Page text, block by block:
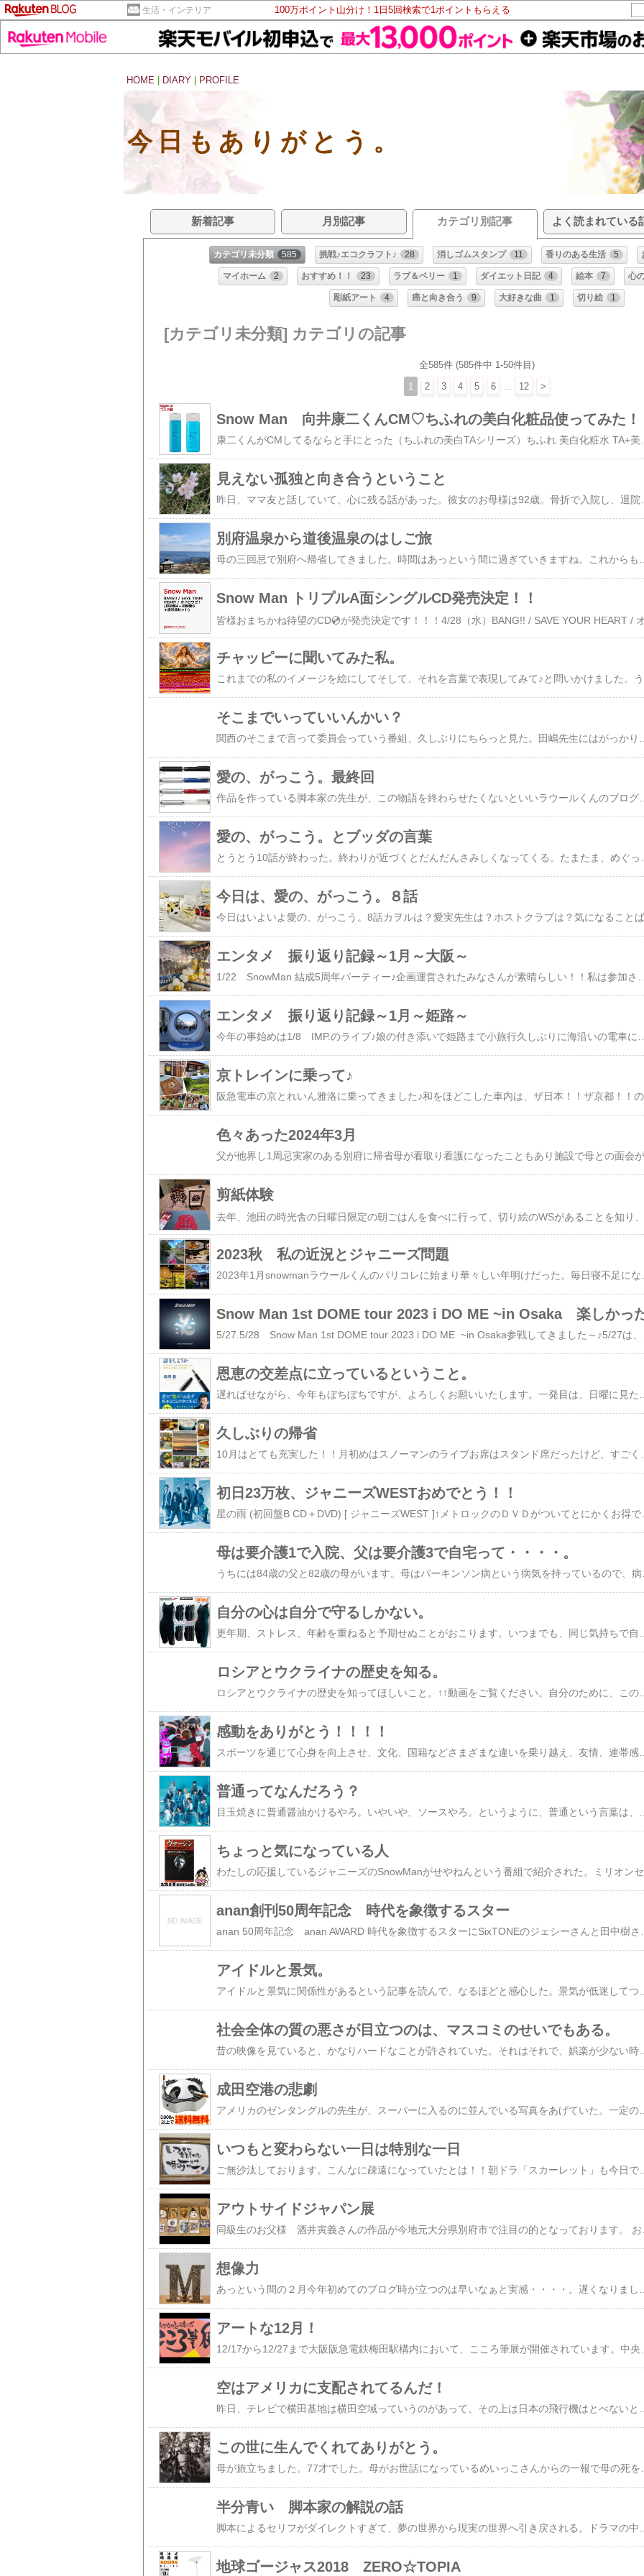
生活・インテリア 100万ポイント山分け！1日5回検索で1ポイントもらえる
HOME
DIARY PROFILE
今日もありがとう。
新着記事 月別記事 カテゴリ別記事 よく読まれている
カテゴリ未分類 585 挑戦♪エコクラフト♪ 28 消しゴムスタンプ 11 香りのある生活 5
マイホーム 2 おすすめ！！ 23 ラブ＆ベリー 1 ダイエット日記 4 絵本 7 心
彫紙アート 4 癌と向き合う 9 大好きな曲 1 切り絵 1
[カテゴリ未分類] カテゴリの記事
全585件 (585件中 1-50件目)
1 2 3 4 5 6 12 >
Snow Man 向井康二くんCM♡ちふれの美白化粧品使ってみた！
見えない孤独と向き合うということ
別府温泉から道後温泉のはしご旅
Snow Man トリプルA面シングルCD発売決定！！
チャッピーに聞いてみた私。
そこまでいっていいんかい？
愛の、がっこう。最終回
​​​作品を作っている脚本家の先生が、この物語を終わらせたくないといいラウールくんのブログからも、この作品に対する深い愛情を感じられ見ている人以上に、作ってる側の方々もこの作品に込める愛の強さを感じることができた。みんなの愛の結晶は、最後有終の美だった！！キャラクターそれぞれの成長が垣間見れ、人はいくつになっても成長し愛を知ることでまた人にやさしくできる、いきものなんだなぁって。カヲルは、まだ文字を読むこと書くことが完璧ではないそんな中で、自分が本当にやりたいことを見つけた。しかし、専門学校への入学試験、結果は残念ながら、✖だった。カヲルを演じたラウールくんがアマゾンプライムでモデルの密着配信をしているんだけどそこで彼がいままで感じたことのない、屈辱や絶望を味わった経験を語っていた。まさに、その感情が、このカヲルとうい役を通して感じることができた。日常のそうした経験をすることによって表現者としての血となり肉となるのだと思った。カヲルのお母さんと愛実先生の場面も心が苦しくなった。バカな息子とその母親。カヲルが子供たちに馬鹿にされるのと同じ痛みを母もきっと感じていたはずそして、なぜこんなに出来ないのか？誰にも相談できず、もがき苦しんでいたのだと思う。今、育ててる子供（カヲルの弟）にはすごく愛情をかけていた。だから、きっとただの毒親ではないはず。（男癖は悪いけど）結局、ネグレストになるしかなかったのかもしれない。最後は、海で愛という字を砂浜に書くカヲルと愛実先生最高に、素敵な終わり方だった。一話では、愛を失い、海に飛び込んだ愛実先生だったけれど最終話では、たくさんの愛をいう字に囲まれてのカヲルくんとのキスシーンだった。愛という字の中には、心がある。というセリフがあった。まさにたくさんの愛という字の真ん中にカヲルと愛実先生が立っていた。もしかして、死んだりする？っていう悲しい結末を考えたりしたけどとっても素敵なハッピーエンドで、本当に脚本家の先生にお礼が言いたいカヲルと愛実先生を幸せな結末にしていただきありがとうございました。「愛された記憶があれば、人は勇気がわく」 とっても素敵な言葉でした。これは、もう、映画？特番？続編？期待するしかない。グループ仕事、パリコレ、国立競技場での周年ライブとにかく、つまりにつまったスケジュールの中で、こんな素敵な作品を作ってくれたことに感謝です。役者ラウールくん、本当にお疲れ様でした。たくさんの人の感想をXで見ることができて、楽しかった。次はライブで会えることを祈っています。今日もありがとう。​ゼブラ シャープペン デルガード（DelGuard）0.5mm P-MA86 タイプLx（デルガード0.5） どれだけ強い力をかけても芯が折れない世界初のシャープペン！ZEBRA 【 メール便対応可能 6本まで】​カヲルくんの使っていたシャーペン♪♪
愛の、がっこう。とブッダの言葉
今日は、愛の、がっこう。８話
エンタメ 振り返り記録～1月～大阪～
エンタメ 振り返り記録～1月～姫路～
京トレインに乗って♪
阪急電車の京とれいん雅洛に乗ってきました♪和をほどこした車内は、ザ日本！！ザ京都！！のれんをくぐれば、そこは阪急電車とはおもえない風景私は畳風の四人席に乗車しました。一両一両コンセ
色々あった2024年3月
剪紙体験
2023秋 私の近況とジャニーズ問題
Snow Man 1st DOME tour 2023 i DO ME ~in Osaka 楽しかっ
恩恵の交差点に立っているということ。
久しぶりの帰省
初日23万枚、ジャニーズWESTおめでとう！！
星の雨 (初回盤B CD＋DVD) [ ジャニーズWEST ]↑メトロックのＤＶＤがついてとにかくお得です！！デビューして8年め。今年は、去年できなかったドームツアーをはじめ、音楽フェスに2回参加。中居くんが別のジャニーズのグループに言っていたのですが、7年めからが勝負だと。自分だけ仕事が少ない・・とか落ち込むこともあるかもしれない。でも、必ず回ってくるから、その時のために、ちゃんと準備だけはしておけと。中居くんのいう通り、8年目のジャニーズWESTにも、波が押し寄せてます！！！いっときは、後輩がすごく売れていたので自虐ネタでテレビにでることもありました。面白おかしく番組をもりあげていただいたおかげで、ネタとしては大成功でしたが、ファンとしては、こんないい子たちなのに、なんで売れないんだろう？？っと。それは、浜ちゃんのごぶごぶというテレビに出たとき、わかりました。町でインタビューしても、認知度が低い！！！ジャ
母は要介護1で入院、父は要介護3で自宅って・・・・。
自分の心は自分で守るしかない。
ロシアとウクライナの歴史を知る。
​ロシアとウクライナの歴史を知ってほしいこと。↑↑動画をご覧ください。​自分のために、この動画を記録しておこうと思う。SNSが盛んな現代。いろんな情報が拡散される。何が正しくて、何が誤っているのか。自分自身で客観的にみて、発言することが望ましいと馬淵先生はおっしゃられている。メディアの情報に洗脳されることも多い。政治とメディアはウィンウィンの関係本当のことが必ずしもそこにあるとは限らない。本当のことは多くは語らないことも多い。気軽にツィートした一言が、炎上し大きな事件になることもある。戦争とならば、余計に。そのツィートは知らずに敵国に加担している、いや、導かれていることもあるかもしれない。知らずに情報を拡散することの恐ろしさをそろそろ自覚しなければ、助かる命も助からなくなる。戦争がおこり、何の関係もない国民の命を奪われることはあってはならない。何度、戦争を繰り返したら、人間という生き物はわかるのだろうか。ウクライナに残る父が、子供と別れる悲しい映像を目にした。当然ながら、子供の笑顔は消えていた。これからの未来を担う子供たちにはキラキラと輝く瞳で生きてほしいと切に思う。未来のためにも、戦争はいらない。今起こってることは、他人事ではない。今日も暖かいお布団で寝れること、温かいご飯を食べられることに感謝しつつも、冷たいシェルターで食べるものもままならない日常を送っている人がいるということを忘れてはいけない。今日もありがとう。
感動をありがとう！！！！
スポーツを通じて心身を向上させ、文化、国籍などさまざまな違いを乗り越え、友情、連帯感、フェアプレーの精神をもって平和でより良い世界の実現に貢献すること。これがオリンピック！！今回は、本当に、選手が頑張った4年間をなんだとおもっているんだろう？と思うことがたくさんあった。オリンピックは政治に関与してはならないといいながらも、闇を感じたり、がっかりする場面もたくさんあった。特に沙羅ちゃんの失格は、なぜ彼女にそんな試練を与えるの？？と神様までも信じたくないぐらい落胆したと同時に、世間のみなさんにメダルがとれなくてごめんなさいと謝る姿が見ていられなかった・・・・。どんな選手も同じだけれど、オリンピックの選手として選ばれること自体が素晴らし事であり、結果として失格だったけれど、これまで沙羅ちゃんが私たちみたいな、にわかファンにも楽しさを教えてくれて、それを繋げてきてくれたことに変わりはないし、とにかく、立派だったよ！！胸張ってね！！って日本中のみんなが思ってると思う。そんな中、わたしがこれこそオリンピックだ！！と感動したのが、女子のスノーボード、ビッグエア。岩渕選手は、女子では初の難しい技に挑戦した。着地がうまくできなくてメダルには手が届かなかったけど、彼女の勇気あるチャレンジは世界中の人の心をつかんだ。チャレンジという意味では、羽生結弦選手も同じ。怪我をして、それを乗り越えて乗り越えてまた難しい技にチャレンジする。選手にとっては命をはったチャレンジである。それをわかっているからこそ、その技を披露した後、各国の選手が彼女をたたえるため、駆け寄ってきてみんながハグをした。私の目から涙があふれ、心が震えた。下の写真はその一場面、感動という私の筆文字を添えてアップしてみた。スノーボードでは、自由なかっこよさを評価する文化らしく、この光景は当たり前のことらしいけど、そのシーンは美しく、これこそがオリンピックだと思った。メダルを獲得することは勿論すごいことだと思うけど、こういう場面に出会えて感動することができたことは、私にとっても記憶に残るオリンピックになった。岩渕選手の挑戦をバッハ会長も見ていたらしく、感動して、時計をプレゼントしてくれたらしい。バッハ会長の心も私と同じように動かされ、オリンピックの意義をあらためて感じてくれてたらなぁと上から目線ながらおもう。選手のみなさま、選手にかかわるすべてのスタッフのみなさま。本当におつかれさまでした。そして最高の感動をありがとうございました。清く正しく美しく！！！4年後はもっともっと興奮と感動を感じたい！今日もありがとう。
普通ってなんだろう？
ちょっと気になっている人
anan創刊50周年記念 時代を象徴するスター
アイドルと景気。
社会全体の質の悪さが目立つのは、マスコミのせいでもある。
昔の映像を見ていると、かなりハードなことが許されていた。それはそれで、娯楽が少ない時代、テレビというものを見るのが楽しかった。今はどうだろう？コンプライアンスがコンプライアンスがと、いろんなことが制限される。出来ることが少なくなる中で、どうすれば面白い番組（あたる番組）ができるのか、制作側もいろんなことに気を使わなければならないわけで、心の底から笑えるような番組は、そうそう見当たらない。ただ、目につくのは、何か不祥事があった場合、とことんまでたたき倒す。そしてあおる。何かあったら、一辺倒、どのテレビ局も同じ内容をただただ無駄にコメンテーターが井戸端会議している。今回、私が憤りを感じたのは、 新型コロナウイルスの感染拡大をうけて現場の看護師や家族がいじめの被害に遭ったり、偏見にさらされているということである。日本看護協会が緊急会見し、「看護師に心からエールを送ってほしい」と、看護婦看護師へのエールを呼びかけていた。コロナという恐ろしいウィルスと日々戦っている看護師や医師に、いじめ？？？日本という国は、何を教育してきたのだろうか？？先日、パリで自宅にいる人たちが医療従事者にバルコニーから拍手でエールを送っている記事を読んだ。市民らは、「看護師の皆さんのモチベーションを高めよう」「新型コロナウィルスによる死者がでないことを祈ろう」などと大声で叫び、「僕たちは元気だよ！」という子供の大きな声もあがって、「ブラボー」という掛け声とともに拍手を送っていたという、こころ温まる話。疲れて帰ってきて、市民の温かい言葉や拍手をもらえると、また明日も頑張ろうっという気持ちになる。そうじゃなくても、医療従事者は人を助けるという使命が与えられているだけに、心も体も疲弊する。何を求めているわけでもない、とにかく、コロナにかかわるすべての人に敬意を表し、私たちにできることは無駄な外出をしないということ。簡単なことである。どうしても、仕事の折り合いがつかない人はしょうがない。日本のマスコミが取り上げたものコロナ離婚、コロナでいじめられた看護師の子供、コロナで家庭不和になって殺された人スーパーからなくなったトイレットペーパー、買占めで陳列棚からなくなったもの。今、みんなが不安で押しつぶされそうになっているときに、持ってくるネタなのかと。もっと、頑張っている人に敬意を示すようなネタはないのか？もっと、みんなが安心できるようなネタはないのか？もちろん、ちゃんと伝えてくれる番組はある。しかし、昨日のNHKの小池知事の放送には、愕然とした。都合の悪い質問をされたら、知事が回答をする前に映像が切り替えられた。一番、聞きたかった部分である。なんのための会見なのか・・・そりゃ、NHKをぶっ潰すといわれても仕方がない。これが国営放送とは・・・・。言葉もでない。国民性を作りあげているのは、マスコミにも問題があると感じた。もっとプラスに考えられる時間を提供して欲しい。一人一人の行動が大切な人の命を守ることに繋がる。責任ある行動をこころがけ、手洗い、うがいを欠かさず、自分自身をしっかりと守る。そして、批判するだけではなく、新型コロナウィルスにかかわるすべての人への感謝の気持ちを忘れず、一人でも多くの人の命を守るために、外出を控える努力をする。吉村知事がとてもいいことを言ってくれた。これから２週間先の未来は決まっているが、2週間後から先の未来は決まってない。みんなの行動で決めることができるから外出自粛に協力願いたいと。国からの言葉には、なぜか希望が見いだせなかった。しかし、吉村知事の言葉には未来にほんの少しの光（希望）を持てる気がした。日本人は、けっして質の悪い人間ではない。どうしても、マスコミに踊らされるところがある。みんなで力を合わせれば、ワンチームになれるはず！みんなの未来のために、苦難を乗り越えよう。今日もありがとう。
成田空港の悲劇
アメリカのゼンタングルの先生が、スーパーに入るのに並んでいる写真をあげていた。一定の距離を示す線が引かれていて、ソーシャルディスタンス（一定の距離をおく）がちゃんとなされていた。日本ではどうか？買占めに走る人々の映像を見る限り、いつもと同じ、いつも以上に密に列をなしていた。これでは、何をしにスーパーにいっていることかと、ても残念に思った。今、どうすることが大事か。何をすればいいのかが、まったく見えていなかった。もちろん、情報も溢れすぎて何が正しいのかわからなかったのは事実だけれど。こういうとこは、国がきちんと情報を介し、指示していかなければならないとこじゃないのか？そして、先日、外国から帰国したメンタリストDIGOのYouTubeで知ったのだが、成田空港がとんでもないことになっているらしい。外国からの帰国者の検疫場前の通路が帰国者であふれているというのだ。それも、PCR検査が必要な国から帰国した人と、必要ない国から帰国した人が同じ場所で、しかも数時間も待たされるというのだから驚きだ。ここで感染したら、これまで外国を出国する際、最新の注意を払って対応していただいた外国人の人たちに本当に申し訳ない気持ちになる。これはメンタリストDIGOだけじゃなく、辻仁成もツィッターでつぶやいていた。帰国したサラリーマンが、ソーシャルディスタンスができていない！！と抗議したら、今後の課題にすると返されたらしい。彼ら検疫官は防護服を着ている。成田に着く人々は、生身だ。こんな状態では、感染者が増えて当たり前だ。国民はみんなわかってる。わかってないのは、雲の上の人たちばかりだ。その雲の上の人たちが、全てを仕切ってる。三つの密とかボード作ってる暇があったら、帰国者の検疫の仕方を指導するほうが先なんじゃないか？と思ってしまう。三つの密なんて、国民はみんなわかっている。やってる感を出すのはやめてほしい。人の命を大切にという心をどうして第一に考えないのだろうか。いつの時代になっても、政府は心がなく血もながれていないような気がする。どこを見て進んでいるんだろう？人の命より大事なものはどこにあるのだろう？？いつも通り国会を開催してること事態,世界からみれば首をかしげることだと思う。急にマスクをつけても何も伝わらない。何をやってるんだろう・・・・・。そんな間も、あなたたちに一票入れてくれた国民たちは、もがき苦しみ耐えている。命を落としてる人だっているっていうことを、忘れないでほしいし、医療現場で必死で戦っている人たちの叫びをもっとちゃんと受け取ってあげてほしい。いつまで続くかわからないこの事態一人一人ができることをして自分の命を守らねば。我慢しないといけないこともたくさんあるけど人間はコロナに負けないぞ！！ 今日もありがとう。4/1から全面禁煙となりました。自分のそして家族の健康も考えて煙草を吸いましょう。​ニュースモークシャット タバコ 吸煙 煙吸引機 副流煙防止 たばこ 煙草 卓上灰皿 おしゃれ 消臭 空気清浄機 小型 火消し プチギフト プレゼント包装 女性 男性 誕生日 雑貨 40代​​◎【送料無料品・新品】灰皿 脱臭機 空気清浄機 折り畳み可能 スモークレス灰皿 搭載 電子ライター機能付き イオン発生器 車/オフィス/卓上/玄関先/トイレ/自宅 2階段風量フィルター搭載 MYR​
いつもと変わらない一日は特別な一日
ご無沙汰しております。こんなに疎遠になっていたとは！！朝ドラ「スカーレット」も今日で最終回。（まだ私は見ておりません。）昨日の内容ですごく心に残った言葉を書いてみました。ドラマの中で、今日が私の一日ならどんな一日にしますか？という問いかけに白血病の主人公の子供が書いた言葉「いつもと変わらない一日は特別な一日」と。この言葉にぐっと心を持っていかれました。コロナが蔓延し、大都市では各都道府県知事が外出自粛を促す週末となっています。私は僕は大丈夫と日本人は町へ繰り出し、当たり前の日々を送っていました。世界に目を向けてみると、コロナで命を失う人が日々増え、医療も崩壊している状況です。そんな中、不要不急の外出は控えるようにと言っているのに、花見はいいのか、コンビニはいっていいのかと・・・・。どこまで、危機管理のない人たちの集まりなのだろうかと首をかしげてしまいます。自分にとって不要不急とはと、問いかけてみてください。外国では、感染者が増え、大きい病院でさえ、人工呼吸器が足りなくなり、あきらめければならない命がある状況です。そしてアメリカでは、ご遺体を保管する場所として冷凍の大型トレーラーが用意されていました。医療現場では、マスクも足りず、医療従事者は１週間同じマスクをしているといいます。命がけで働いています。しかし、国は、その状況を知っていながら、大丈夫と発信します。もちろん、国民を不安にさせないように、そして人の命と経済はいつも天秤にかけられながら言葉がえらばれます。これは外国だけでなく、日本でも同じです。国単位ではなく、今は人単位で危機の状況にあるといえるのに、そういう私は、いつもと変りなく仕事を普通にしています。この特別な一日をかみしめながら、自分に何ができるのか。まずは、手洗いうがい、自己管理。どの情報を信じて行動するか見極めながら、自分やまわりの人を守るためにどう行動するか自分自身が考える必要があると思っています。自分だけは大丈夫という気持ちで外にでるのは大変危険です。人と人の接触が一番コロナの感染を広めます。少しの辛抱で、失う命を減らせると考えたなら、おのずと自分がどうすればいいか見えてくると思います。今は、みんなで耐えましょう！！！みんなそれぞれの現場で頑張っているのだから。今日もありがとう。
アウトサイドジャパン展
想像力
アートな12月！
空はアメリカに支配されてるんだ！
この世に生んでくれてありがとう。
半分青い 脚本家の解説の話
地球ゴージャス2018 ZERO☆TOPIA